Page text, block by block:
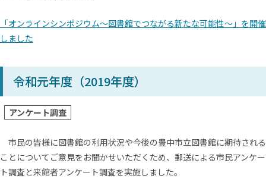
「オンラインシンポジウム～図書館でつながる新たな可能性～」を開催
しました
令和元年度（2019年度）
アンケート調査
市民の皆様に図書館の利用状況や今後の豊中市立図書館に期待される
ことについてご意見をお聞かせいただくため、郵送による市民アンケー
ト調査と来館者アンケート調査を実施しました。